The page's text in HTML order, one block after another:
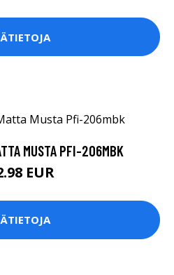
MUSTA PFI-206MBK
EUR